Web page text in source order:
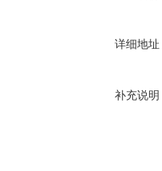
详细地址
补充说明